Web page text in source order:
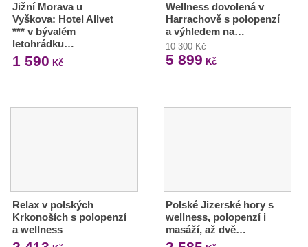
Jižní Morava u
Vyškova: Hotel Allvet
*** v bývalém
letohrádku…
1 590 Kč
Wellness dovolená v
Harrachově s polopenzí
a výhledem na…
10 300 Kč
5 899 Kč
Relax v polských
Krkonoších s polopenzí
a wellness
Polské Jizerské hory s
wellness, polopenzí i
masáží, až dvě…